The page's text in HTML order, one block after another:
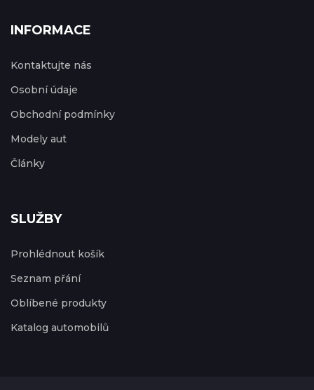
INFORMACE
Kontaktujte nás
Osobní údaje
Obchodní podmínky
Modely aut
Články
SLUŽBY
Prohlédnout košík
Seznam přání
Oblíbené produkty
Katalog automobilů